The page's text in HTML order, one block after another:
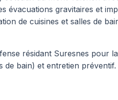
évacuations gravitaires et
de cuisines et salles de
résidant Suresnes pour
bain) et entretien